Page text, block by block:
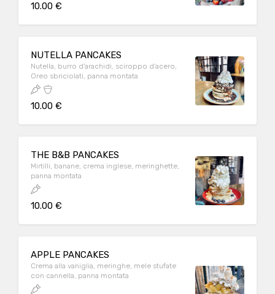
10.00 €
NUTELLA PANCAKES
Nutella, burro d'arachidi, sciroppo d’acero,
Oreo sbriciolati, panna montata
10.00 €
THE B&B PANCAKES
Mirtilli, banane, crema inglese, meringhette,
panna montata
10.00 €
APPLE PANCAKES
Crema alla vaniglia, meringhe, mele stufate
con cannella, panna montata